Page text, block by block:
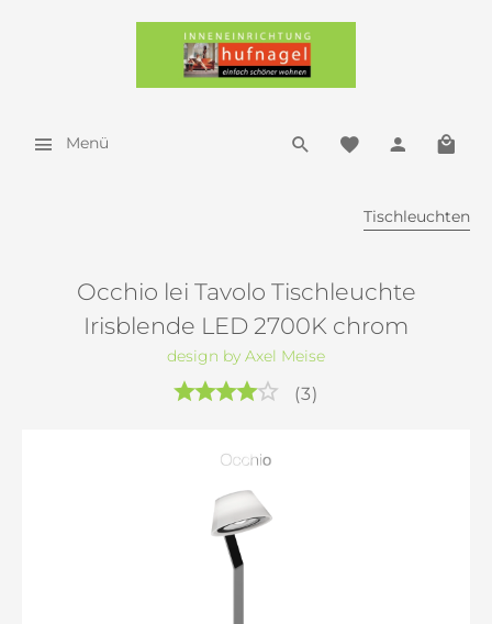
Menü
Tischleuchten
Occhio lei Tavolo Tischleuchte
Irisblende LED 2700K chrom
design by Axel Meise
(3)